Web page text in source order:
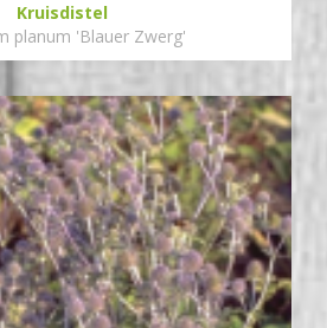
Kruisdistel
planum 'Blauer Zwerg'